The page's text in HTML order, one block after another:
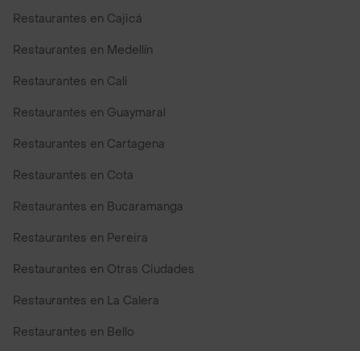
Restaurantes en Cajicá
Restaurantes en Medellín
Restaurantes en Cali
Restaurantes en Guaymaral
Restaurantes en Cartagena
Restaurantes en Cota
Restaurantes en Bucaramanga
Restaurantes en Pereira
Restaurantes en Otras Ciudades
Restaurantes en La Calera
Restaurantes en Bello